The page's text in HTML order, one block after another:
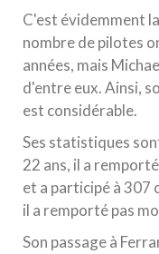
C'est évidemment
nombre de pilotes
années, mais
d'entre eux. Ainsi,
est considérable.
Ses statistiques
22 ans, il a
et a participé à 307
il a remporté pas
Son passage à